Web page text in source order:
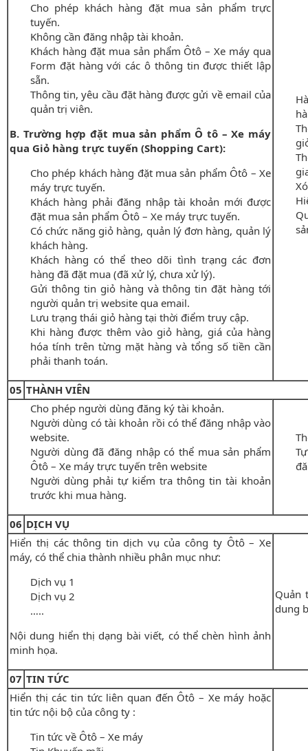
Cho phép khách hàng đặt mua sản phẩm trực
tuyến.
Không cần đăng nhập tài khoản.
Khách hàng đặt mua sản phẩm Ôtô – Xe máy qua
Form đặt hàng với các ô thông tin được thiết lập
sẵn.
Thông tin, yêu cầu đặt hàng được gửi về email của
quản trị viên.
B. Trường hợp đặt mua sản phẩm Ô tô – Xe máy
qua Giỏ hàng trực tuyến (Shopping Cart):
Cho phép khách hàng đặt mua sản phẩm Ôtô – Xe
máy trực tuyến.
Khách hàng phải đăng nhập tài khoản mới được
đặt mua sản phẩm Ôtô – Xe máy trực tuyến.
Có chức năng giỏ hàng, quản lý đơn hàng, quản lý
khách hàng.
Khách hàng có thể theo dõi tình trạng các đơn
hàng đã đặt mua (đã xử lý, chưa xử lý).
Gửi thông tin giỏ hàng và thông tin đặt hàng tới
người quản trị website qua email.
Lưu trạng thái giỏ hàng tại thời điểm truy cập.
Khi hàng được thêm vào giỏ hàng, giá của hàng
hóa tính trên từng mặt hàng và tổng số tiền cần
phải thanh toán.
05 THÀNH VIÊN
Cho phép người dùng đăng ký tài khoản.
Người dùng có tài khoản rồi có thể đăng nhập vào
website.
Người dùng đã đăng nhập có thể mua sản phẩm
Ôtô – Xe máy trực tuyến trên website
Người dùng phải tự kiểm tra thông tin tài khoản
trước khi mua hàng.
06 DỊCH VỤ
Hiển thị các thông tin dịch vụ của công ty Ôtô – Xe
máy, có thể chia thành nhiều phân mục như:
Dịch vụ 1
Dịch vụ 2
…..
Nội dung hiển thị dạng bài viết, có thể chèn hình ảnh
minh họa.
Quản
dung
07 TIN TỨC
Hiển thị các tin tức liên quan đến Ôtô – Xe máy hoặc
tin tức nội bộ của công ty :
Tin tức về Ôtô – Xe máy